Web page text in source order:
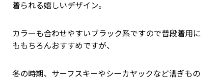
着られる嬉しいデザイン。
カラーも合わせやすいブラック系ですので普段着用に
ももちろんおすすめですが、
冬の時期、サーフスキーやシーカヤックなど漕ぎもの